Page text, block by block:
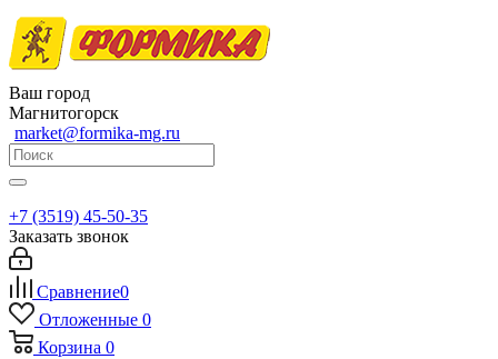
Ваш город
Магнитогорск
market@formika-mg.ru
+7 (3519) 45-50-35
Заказать звонок
Сравнение0
Отложенные 0
Корзина 0